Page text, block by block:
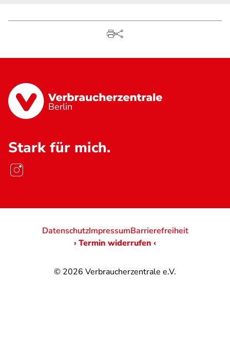
Berlin
Stark für mich.
© 2026 Verbraucherzentrale e.V.
DatenschutzImpressumBarrierefreiheit
› Termin widerrufen ‹